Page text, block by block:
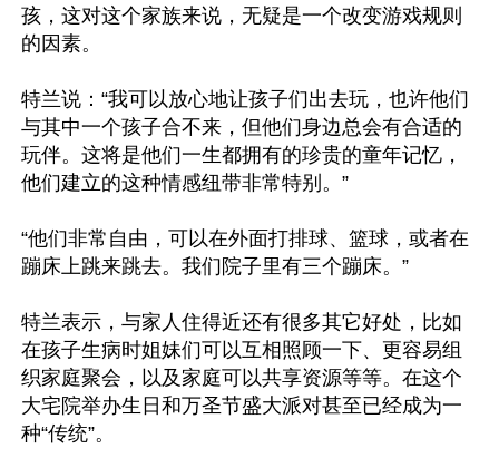
孩，这对这个家族来说，无疑是一个改变游戏规则
的因素。
特兰说：“我可以放心地让孩子们出去玩，也许他们
与其中一个孩子合不来，但他们身边总会有合适的
玩伴。这将是他们一生都拥有的珍贵的童年记忆，
他们建立的这种情感纽带非常特别。”
“他们非常自由，可以在外面打排球、篮球，或者在
蹦床上跳来跳去。我们院子里有三个蹦床。”
特兰表示，与家人住得近还有很多其它好处，比如
在孩子生病时姐妹们可以互相照顾一下、更容易组
织家庭聚会，以及家庭可以共享资源等等。在这个
大宅院举办生日和万圣节盛大派对甚至已经成为一
种“传统”。